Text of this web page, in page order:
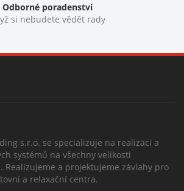
Odborné poradenství
si nebudete vědět rady
s.r.o. se specializuje na realizaci a
systémů na všechny velikosti
Realizujeme a projektujeme závlahy pro
a relaxační centra.